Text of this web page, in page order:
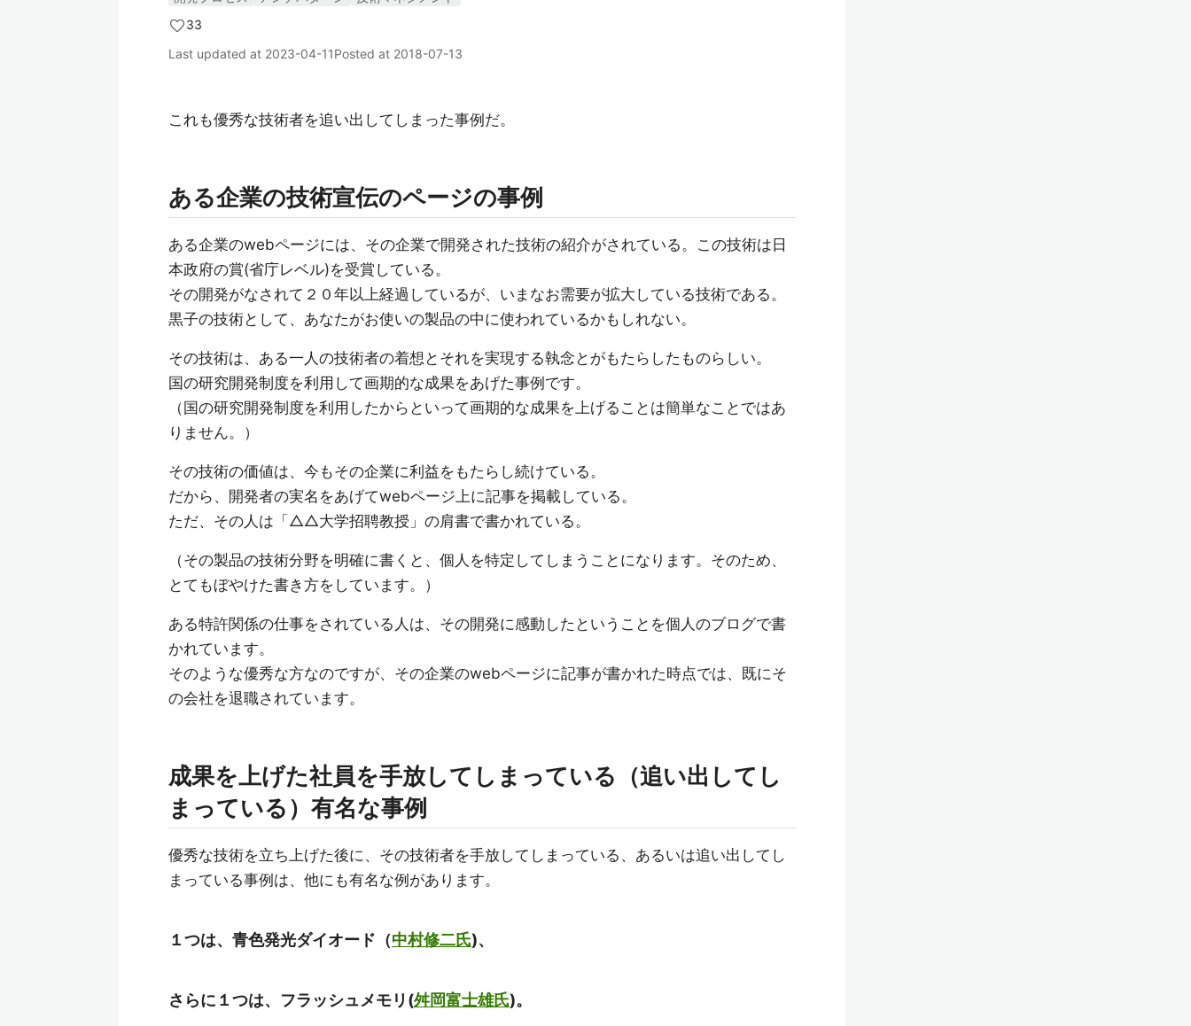
33
Last updated at 2023-04-11Posted at 2018-07-13
これも優秀な技術者を追い出してしまった事例だ。
ある企業の技術宣伝のページの事例
ある企業のwebページには、その企業で開発された技術の紹介がされている。この技術は日
本政府の賞(省庁レベル)を受賞している。
その開発がなされて２０年以上経過しているが、いまなお需要が拡大している技術である。
黒子の技術として、あなたがお使いの製品の中に使われているかもしれない。
その技術は、ある一人の技術者の着想とそれを実現する執念とがもたらしたものらしい。
国の研究開発制度を利用して画期的な成果をあげた事例です。
（国の研究開発制度を利用したからといって画期的な成果を上げることは簡単なことではあ
りません。）
その技術の価値は、今もその企業に利益をもたらし続けている。
だから、開発者の実名をあげてwebページ上に記事を掲載している。
ただ、その人は「△△大学招聘教授」の肩書で書かれている。
（その製品の技術分野を明確に書くと、個人を特定してしまうことになります。そのため、
とてもぼやけた書き方をしています。）
ある特許関係の仕事をされている人は、その開発に感動したということを個人のブログで書
かれています。
そのような優秀な方なのですが、その企業のwebページに記事が書かれた時点では、既にそ
の会社を退職されています。
成果を上げた社員を手放してしまっている（追い出してし
まっている）有名な事例
優秀な技術を立ち上げた後に、その技術者を手放してしまっている、あるいは追い出してし
まっている事例は、他にも有名な例があります。
１つは、青色発光ダイオード（中村修二氏)、
さらに１つは、フラッシュメモリ(舛岡富士雄氏)。